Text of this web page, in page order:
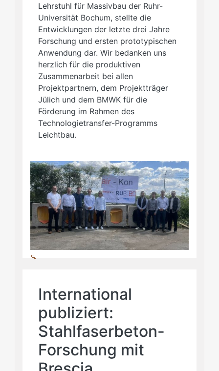
Lehrstuhl für Massivbau der Ruhr-
Universität Bochum, stellte die
Entwicklungen der letzte drei Jahre
Forschung und ersten prototypischen
Anwendung dar. Wir bedanken uns
herzlich für die produktiven
Zusammenarbeit bei allen
Projektpartnern, dem Projektträger
Jülich und dem BMWK für die
Förderung im Rahmen des
Technologietransfer-Programms
Leichtbau.
International
publiziert:
Stahlfaserbeton-
Forschung mit